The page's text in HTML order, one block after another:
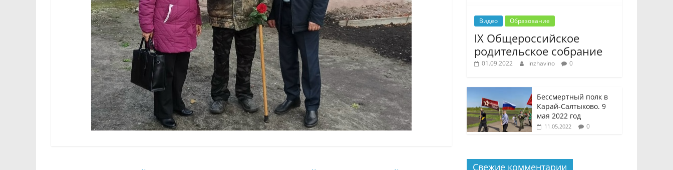
Видео Образование
IX Общероссийское
родительское собрание
01.09.2022 inzhavino 0
Бессмертный полк в
Карай-Салтыково. 9
мая 2022 год
11.05.2022 0
Свежие комментарии